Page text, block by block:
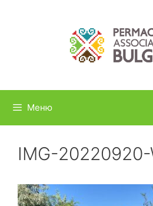
Меню
IMG-20220920-